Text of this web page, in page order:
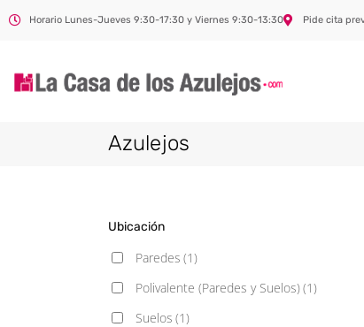
Horario Lunes-Jueves 9:30-17:30 y Viernes 9:30-13:30 Pide cita
Azulejos
Ubicación
Paredes (1)
Polivalente (Paredes y Suelos)(1)
Suelos (1)